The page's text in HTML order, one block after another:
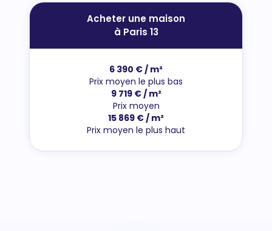
Acheter une maison
à Paris 13
6 390 € / m²
Prix moyen le plus bas
9 719 € / m²
Prix moyen
15 869 € / m²
Prix moyen le plus haut